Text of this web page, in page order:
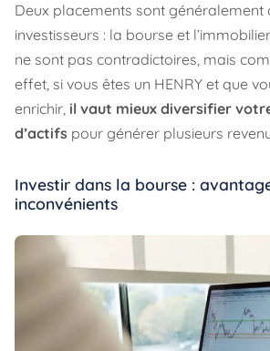
Deux placements sont généralement
investisseurs : la bourse et
ne sont pas contradictoires, mais
effet, si vous êtes un HENRY et que
enrichir, il vaut mieux diversifier
d’actifs pour générer plusieurs
Investir dans la bourse :
inconvénients